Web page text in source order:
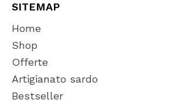
SITEMAP
Home
Shop
Offerte
Artigianato sardo
Bestseller